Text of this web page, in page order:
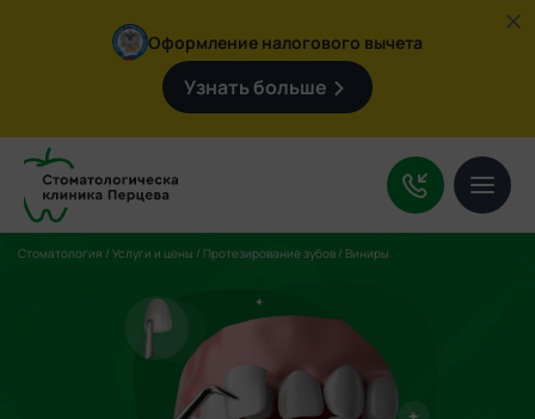
Оформление налогового вычета
Узнать больше
Услуги
О клинике
Цены
Контакты
Стоматология / Услуги и цены / Протезирование зубов / Виниры